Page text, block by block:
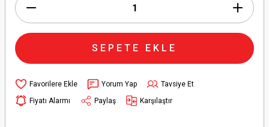
SEPETE EKLE
Yorum Yap
Tavsiye Et
Fiyatı Alarmı
Paylaş Karşılaştır